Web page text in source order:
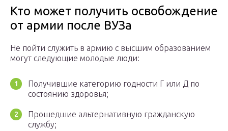
Кто может получить освобождение
от армии после ВУЗа
Не пойти служить в армию с высшим образованием
могут следующие молодые люди:
Получившие категорию годности Г или Д по
состоянию здоровья;
Прошедшие альтернативную гражданскую
службу;